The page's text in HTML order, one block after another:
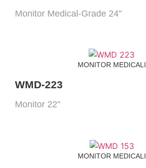
Monitor Medical-Grade 24"
MONITOR MEDICALI
WMD-223
Monitor 22"
MONITOR MEDICALI